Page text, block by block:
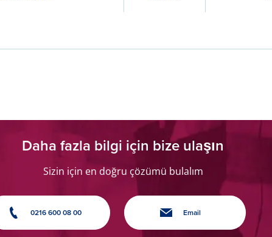
Daha fazla bilgi için bize ulaşın
Sizin için en doğru çözümü bulalım
0216 600 08 00 Email